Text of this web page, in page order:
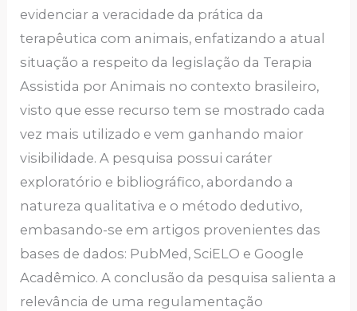
evidenciar a veracidade da prática da
terapêutica com animais, enfatizando a atual
situação a respeito da legislação da Terapia
Assistida por Animais no contexto brasileiro,
visto que esse recurso tem se mostrado cada
vez mais utilizado e vem ganhando maior
visibilidade. A pesquisa possui caráter
exploratório e bibliográfico, abordando a
natureza qualitativa e o método dedutivo,
embasando-se em artigos provenientes das
bases de dados: PubMed, SciELO e Google
Acadêmico. A conclusão da pesquisa salienta a
relevância de uma regulamentação